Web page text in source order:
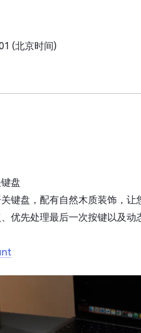
(北京时间)
盘
键盘，配有自然木质装饰，
优先处理最后一次按键以及动